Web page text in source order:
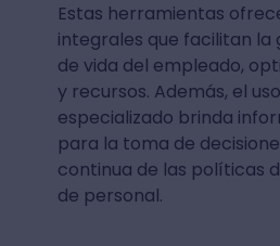
Estas herramientas
integrales que facilitan la
de vida del empleado,
y recursos. Además, el
especializado brinda
para la toma de
continua de las políticas
de personal.